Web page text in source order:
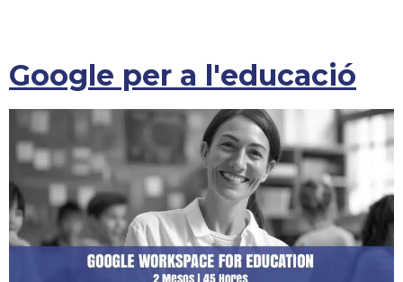
Google per a l'educació